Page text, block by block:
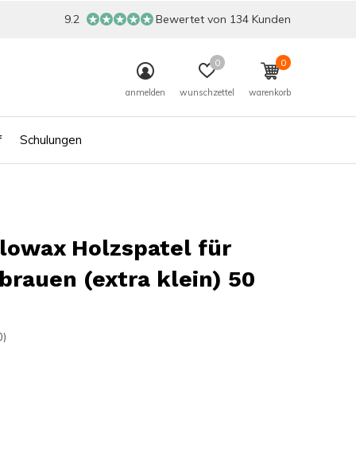
Schulungen
anmelden wunschzettel
0
warenkorb
0
9.2 Bewertet von 134 Kunden
Holzspatel für
(extra klein) 50